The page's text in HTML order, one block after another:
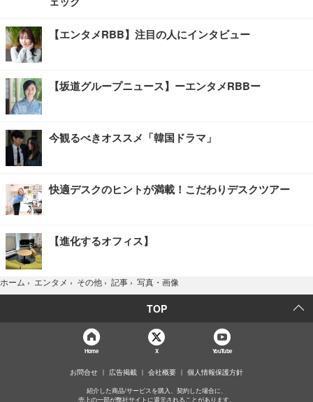
【エンタメRBB】注目の人にインタビュー
【坂道グループニュース】ーエンタメRBBー
今観るべきオススメ「韓国ドラマ」
快適デスクのヒントが満載！こだわりデスクツアー
【進化するオフィス】
ホーム › エンタメ › その他 › 記事 › 写真・画像
TOP
Home X YouTube
お問合せ 広告掲載 会社概要 個人情報保護方針
紹介した商品/サービスを購入、契約した場合に、
売上の一部が弊社サイトに還元されることがあります。